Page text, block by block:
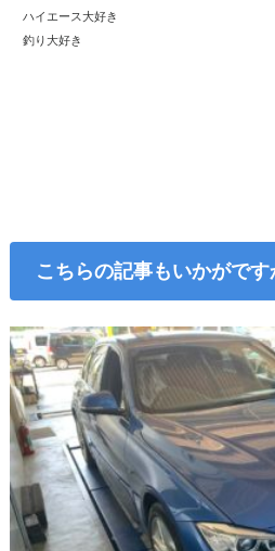
ハイエース大好き
釣り大好き
こちらの記事もいかがです